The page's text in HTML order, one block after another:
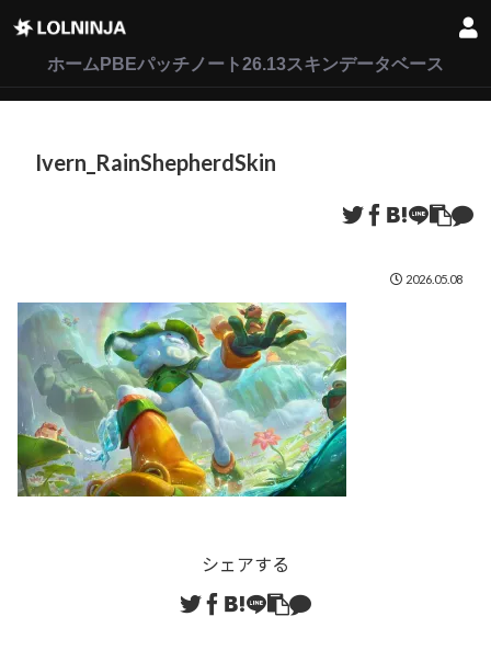
ホーム PBEパッチノート26.13スキンデータベース
Ivern_RainShepherdSkin
2026.05.08
シェアする